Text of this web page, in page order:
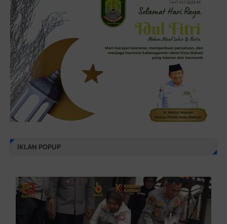
IKLAN POPUP